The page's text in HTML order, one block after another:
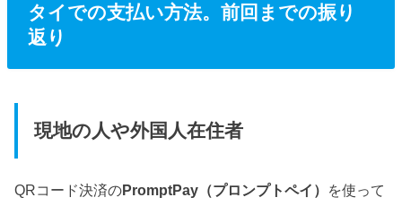
タイでの支払い方法。前回までの振り
返り
現地の人や外国人在住者
QRコード決済のPromptPay（プロンプトペイ） を使って